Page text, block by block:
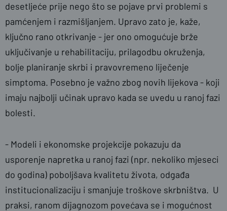
desetljeće prije nego što se pojave prvi problemi s
pamćenjem i razmišljanjem. Upravo zato je, kaže,
ključno rano otkrivanje - jer ono omogućuje brže
uključivanje u rehabilitaciju, prilagodbu okruženja,
bolje planiranje skrbi i pravovremeno liječenje
simptoma. Posebno je važno zbog novih lijekova - koji
imaju najbolji učinak upravo kada se uvedu u ranoj fazi
bolesti.
- Modeli i ekonomske projekcije pokazuju da
usporenje napretka u ranoj fazi (npr. nekoliko mjeseci
do godina) poboljšava kvalitetu života, odgađa
institucionalizaciju i smanjuje troškove skrbništva. U
praksi, ranom dijagnozom povećava se i mogućnost